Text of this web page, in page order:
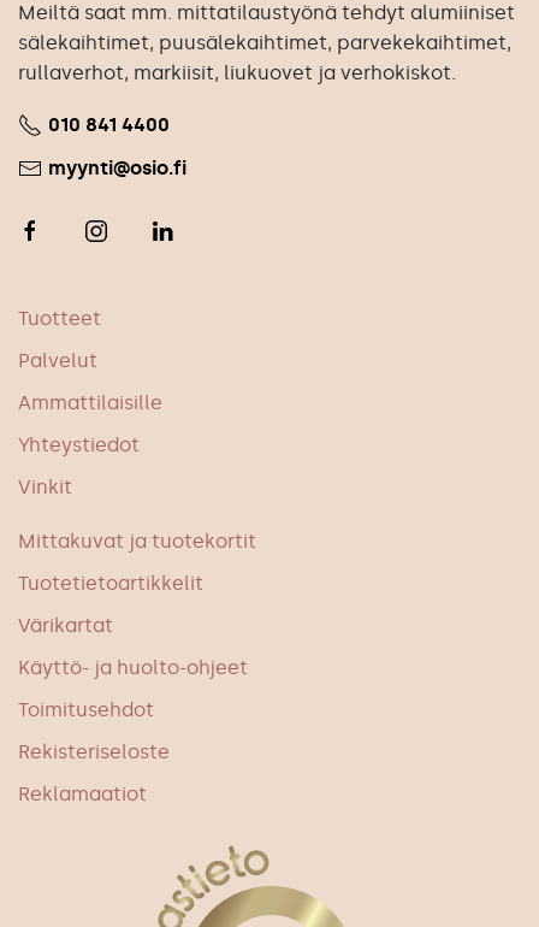
Meiltä saat mm. mittatilaustyönä tehdyt alumiiniset
sälekaihtimet, puusälekaihtimet, parvekekaihtimet,
rullaverhot, markiisit, liukuovet ja verhokiskot.
010 841 4400
myynti@osio.fi
Tuotteet
Palvelut
Ammattilaisille
Yhteystiedot
Vinkit
Mittakuvat ja tuotekortit
Tuotetietoartikkelit
Värikartat
Käyttö- ja huolto-ohjeet
Toimitusehdot
Rekisteriseloste
Reklamaatiot